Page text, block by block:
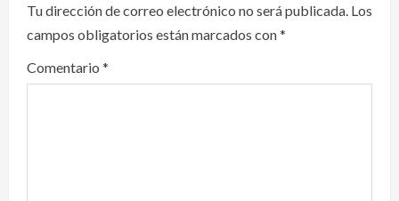
g
a
Tu dirección de correo electrónico no será publicada. Los
campos obligatorios están marcados con*
Comentario *